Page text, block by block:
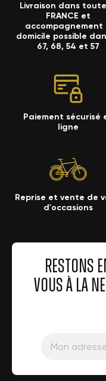
Livraison dans
FRANCE et
accompagnement
domicile possible
67, 68, 54 et 57
Paiement sécurisé
ligne
Reprise et vente de
d'occasions
RESTONS
VOUS À LA